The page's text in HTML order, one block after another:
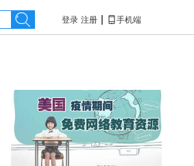
 手机端
|
登录 注册
